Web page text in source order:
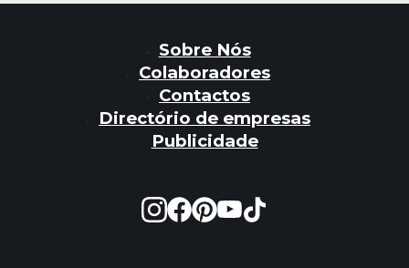
Sobre Nós
Colaboradores
Contactos
Directório de empresas
Publicidade